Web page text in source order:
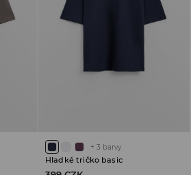
+ 3 barvy
Hladké tričko basic